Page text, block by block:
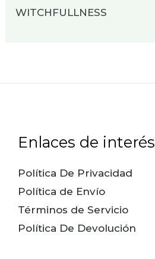
WITCHFULLNESS
Enlaces de interés
Política De Privacidad
Política de Envío
Términos de Servicio
Política De Devolución